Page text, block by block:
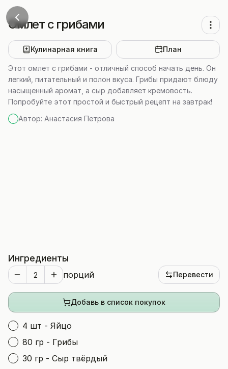
Омлет с грибами
Кулинарная книга План
Этот омлет с грибами - отличный способ начать день. Он
легкий, питательный и полон вкуса. Грибы придают блюду
насыщенный аромат, а сыр добавляет кремовость.
Попробуйте этот простой и быстрый рецепт на завтрак!
Автор: Анастасия Петрова
Ингредиенты
порций Перевести
Добавь в список покупок
4 шт - Яйцо
80 гр - Грибы
30 гр - Сыр твёрдый